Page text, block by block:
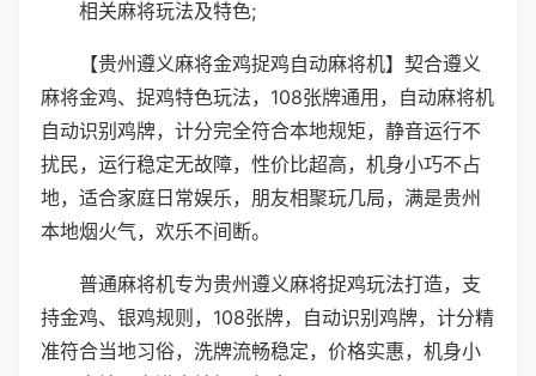
相关麻将玩法及特色;
【贵州遵义麻将金鸡捉鸡自动麻将机】契合遵义
麻将金鸡、捉鸡特色玩法，108张牌通用，自动麻将机
自动识别鸡牌，计分完全符合本地规矩，静音运行不
扰民，运行稳定无故障，性价比超高，机身小巧不占
地，适合家庭日常娱乐，朋友相聚玩几局，满是贵州
本地烟火气，欢乐不间断。
普通麻将机专为贵州遵义麻将捉鸡玩法打造，支
持金鸡、银鸡规则，108张牌，自动识别鸡牌，计分精
准符合当地习俗，洗牌流畅稳定，价格实惠，机身小